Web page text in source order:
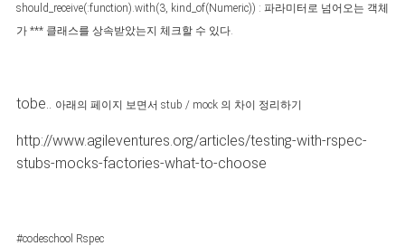
should_receive(:function).with(3, kind_of(Numeric)) : 파라미터로 넘어오는 객체
가 *** 클래스를 상속받았는지 체크할 수 있다.
tobe.. 아래의 페이지 보면서 stub / mock 의 차이 정리하기
http://www.agileventures.org/articles/testing-with-rspec-
stubs-mocks-factories-what-to-choose
#codeschool Rspec